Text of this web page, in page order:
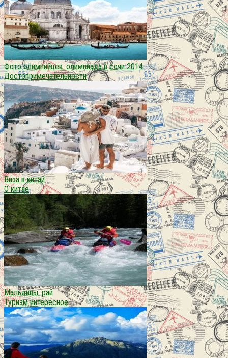
Фото олимпийцев. олимпиада в сочи 2014
Достопримечательности
Виза в китай
О китае
Мальдивы. рай
Туризм интересное